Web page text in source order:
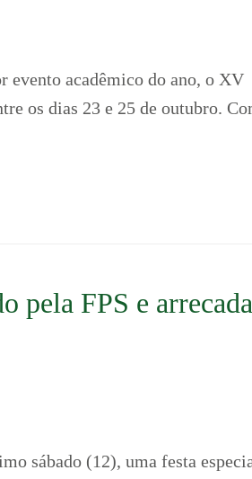
evento acadêmico do ano, o XV
os dias 23 e 25 de outubro.
pela FPS e arrecada
sábado (12), uma festa